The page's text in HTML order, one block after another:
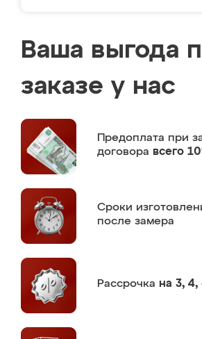
Ваша выгода
заказе у нас
Предоплата при
договора всего
Сроки
после замера
Рассрочка на 3, 4,